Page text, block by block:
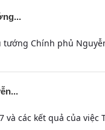
Chính phủ
các kết quả của